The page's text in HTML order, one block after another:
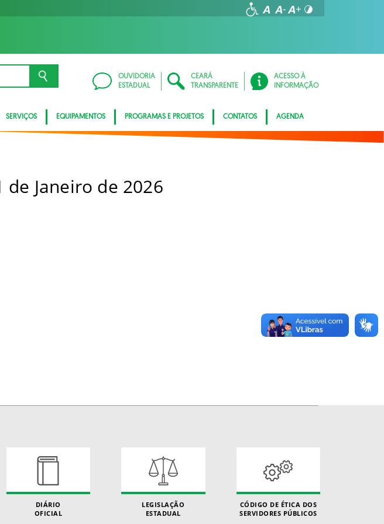
OUVIDORIA
ESTADUAL
CEARÁ
TRANSPARENTE
ACESSO À
INFORMAÇÃO
SERVIÇOS EQUIPAMENTOS PROGRAMAS E PROJETOS CONTATOS AGENDA
de Janeiro de 2026
DIÁRIO
OFICIAL
LEGISLAÇÃO
ESTADUAL
CÓDIGO DE ÉTICA DOS
SERVIDORES PÚBLICOS